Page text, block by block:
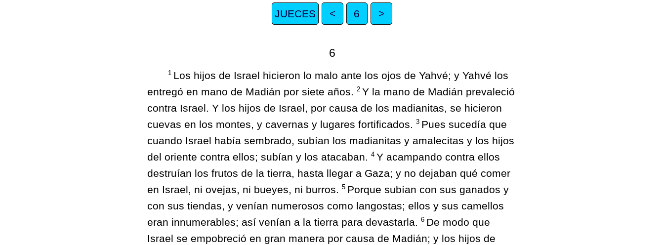
JUECES < 6 >
6
1 Los hijos de Israel hicieron lo malo ante los ojos de Yahvé; y Yahvé los
entregó en mano de Madián por siete años. 2 Y la mano de Madián prevaleció
contra Israel. Y los hijos de Israel, por causa de los madianitas, se hicieron
cuevas en los montes, y cavernas y lugares fortificados. 3 Pues sucedía que
cuando Israel había sembrado, subían los madianitas y amalecitas y los hijos
del oriente contra ellos; subían y los atacaban. 4 Y acampando contra ellos
destruían los frutos de la tierra, hasta llegar a Gaza; y no dejaban qué comer
en Israel, ni ovejas, ni bueyes, ni burros. 5 Porque subían con sus ganados y
con sus tiendas, y venían numerosos como langostas; ellos y sus camellos
eran innumerables; así venían a la tierra para devastarla. 6 De modo que
Israel se empobreció en gran manera por causa de Madián; y los hijos de